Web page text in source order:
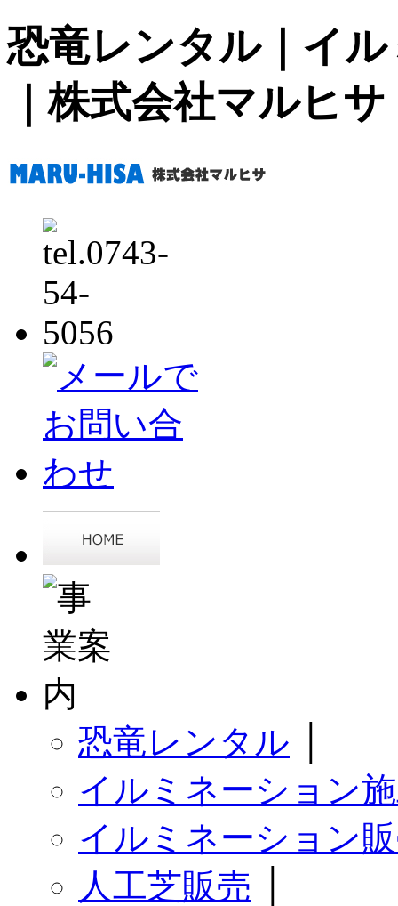
恐竜レンタル｜イ
｜株式会社マルヒサ
恐竜レンタル
イルミネーション
イルミネーション
人工芝販売